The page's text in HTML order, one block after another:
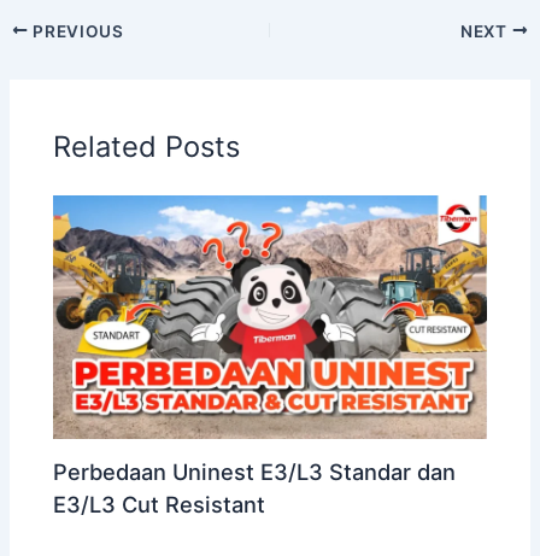
PREVIOUS NEXT
Related Posts
Perbedaan Uninest E3/L3 Standar dan
E3/L3 Cut Resistant